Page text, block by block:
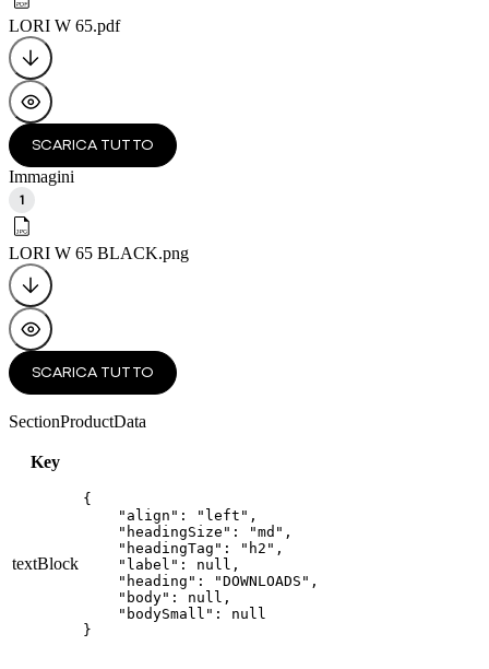
LORI W 65.pdf
SCARICA TUTTO
Immagini
1
LORI W 65 BLACK.png
SCARICA TUTTO
SectionProductData
Key
textBlock
{
    "align": "left",
    "headingSize": "md",
    "headingTag": "h2",
    "label": null,
    "heading": "DOWNLOADS",
    "body": null,
    "bodySmall": null
}